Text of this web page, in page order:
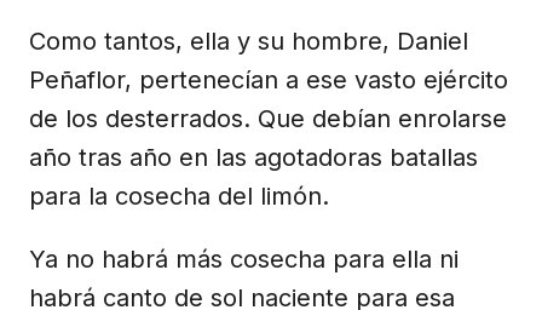
Como tantos, ella y su hombre, Daniel
Peñaflor, pertenecían a ese vasto ejército
de los desterrados. Que debían enrolarse
año tras año en las agotadoras batallas
para la cosecha del limón.
Ya no habrá más cosecha para ella ni
habrá canto de sol naciente para esa